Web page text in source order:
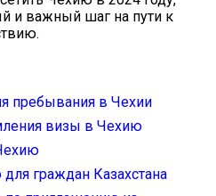
и важный шаг на пути к
пребывания в Чехии
визы в Чехию
граждан Казахстана